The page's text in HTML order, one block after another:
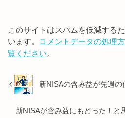
このサイトはスパムを低減する
います。 コメントデータの処理
覧ください
新NISAの含み益が先週の
新NISAが含み益にもどった！と